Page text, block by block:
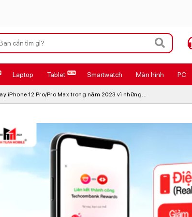
Xu hướng tìm kiếm
iPhone 17 Pro Max
AirTag 2 Mới Galaxy Z8 Series
AirPods 4 OPPO Reno16
Apple Watch S11
Osmo Pocket 4 Ốp lưng Apple
Cốc sạc Apple
Laptop Tablet Smartwatch Màn hình PC
iPhone 12 Pro/Pro Max trong năm 2023 vì những...